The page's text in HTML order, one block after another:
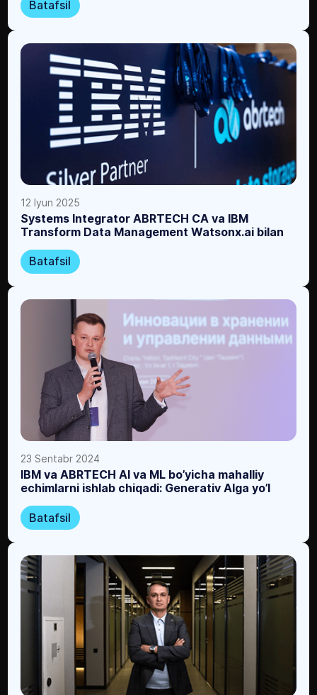
Batafsil
12 Iyun 2025
Systems Integrator ABRTECH CA va IBM
Transform Data Management Watsonx.ai bilan
Batafsil
23 Sentabr 2024
IBM va ABRTECH AI va ML bo’yicha mahalliy
echimlarni ishlab chiqadi: Generativ AIga yo’l
Batafsil